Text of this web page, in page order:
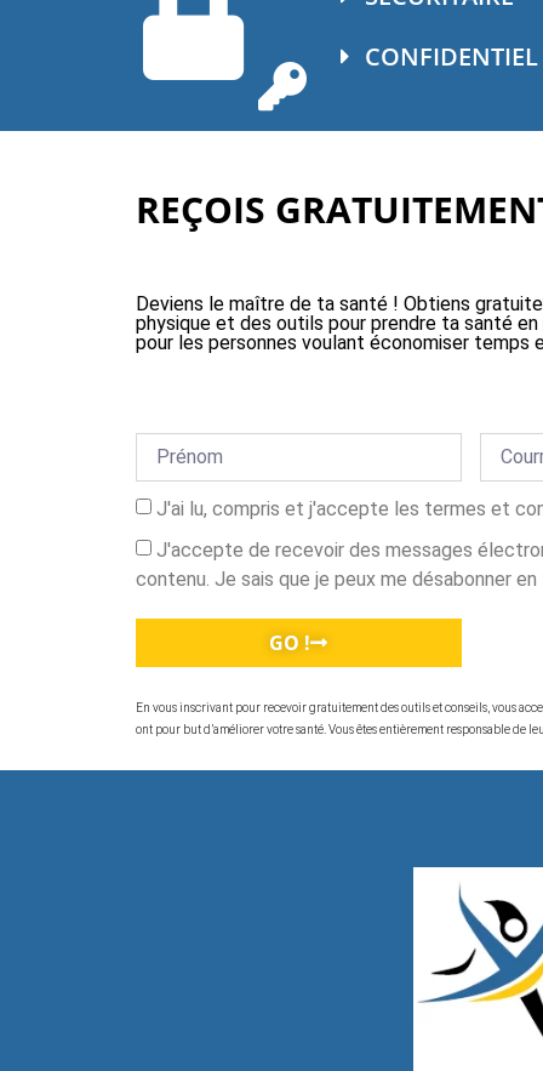
CONFIDENTIEL
REÇOIS
Deviens le maître de ta santé ! Obtiens
physique et des outils pour prendre ta santé
pour les personnes voulant économiser temps
J'ai lu, compris et j'accepte les termes et
J'accepte de recevoir des messages
contenu. Je sais que je peux me désabonner
GO !
En vous inscrivant pour recevoir gratuitement des outils et conseils, vous
ont pour but d’améliorer votre santé. Vous êtes entièrement responsable de